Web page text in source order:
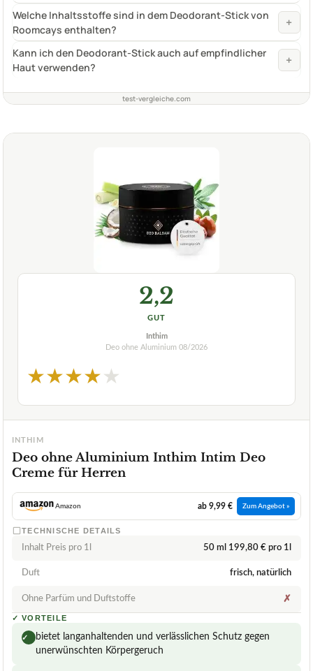
Welche Inhaltsstoffe sind in dem Deodorant-Stick von
Roomcays enthalten?
+
Kann ich den Deodorant-Stick auch auf empfindlicher
Haut verwenden?
+
test-vergleiche.com
2,2
GUT
Inthim
Deo ohne Aluminium 08/2026
★★★★★
INTHIM
Deo ohne Aluminium Inthim Intim Deo
Creme für Herren
Amazon ab 9,99 € Zum Angebot »
TECHNISCHE DETAILS
Inhalt Preis pro 1l 50 ml 199,80 € pro 1l
Duft frisch, natürlich
Ohne Parfüm und Duftstoffe ✗
✓ VORTEILE
✓
bietet langanhaltenden und verlässlichen Schutz gegen
unerwünschten Körpergeruch